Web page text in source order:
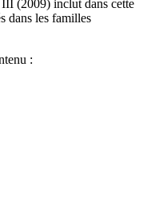
(2009) inclut dans cette
dans les familles
: